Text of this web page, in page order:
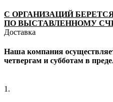
С ОРГАНИЗАЦИЙ
ПО ВЫСТАВЛЕННОМУ
Доставка
Наша компания
четвергам и субботам в
1.